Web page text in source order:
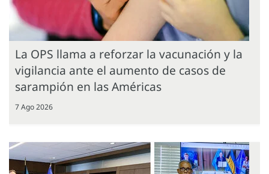
La OPS llama a reforzar la vacunación y la
vigilancia ante el aumento de casos de
sarampión en las Américas
7 Ago 2026